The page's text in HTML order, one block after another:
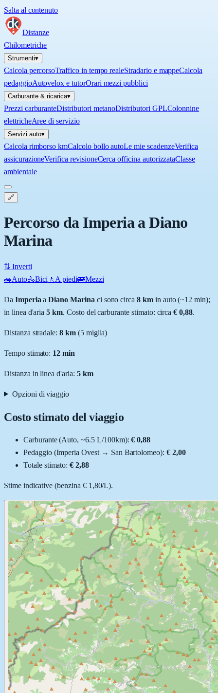
Salta al contenuto
Distanze
Chilometriche
Strumenti▾
Calcola percorsoTraffico in tempo realeStradario e mappeCalcola
pedaggioAutovelox e tutorOrari mezzi pubblici
Carburante & ricarica▾
Prezzi carburanteDistributori metanoDistributori GPLColonnine
elettricheAree di servizio
Servizi auto▾
Calcola rimborso kmCalcolo bollo autoLe mie scadenzeVerifica
assicurazioneVerifica revisioneCerca officina autorizzataClasse
ambientale
🔗
Percorso da Imperia a Diano
Marina
⇅ Inverti
🚗Auto🚴Bici 🚶 A piedi🚌Mezzi
Da Imperia aDiano Marina ci sono circa 8 kmin auto (~12 min);
in linea d'aria5 km. Costo del carburante stimato: circa € 0,88.
Distanza stradale:8 km (5miglia)
Tempo stimato: 12 min
Distanza in linea d'aria: 5km
Opzioni di viaggio
Costo stimato del viaggio
Carburante (Auto, ~6.5 L/100km): € 0,88
Pedaggio (Imperia Ovest→ San Bartolomeo): € 2,00
Totale stimato:€ 2,88
Stime indicative (benzina € 1,80/L).